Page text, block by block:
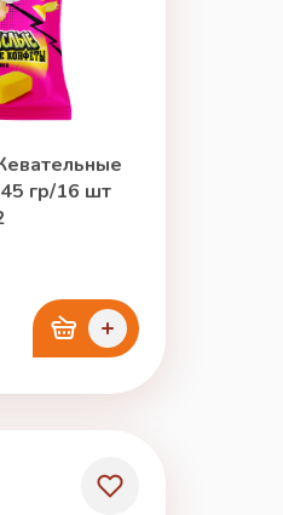
гр/16 шт